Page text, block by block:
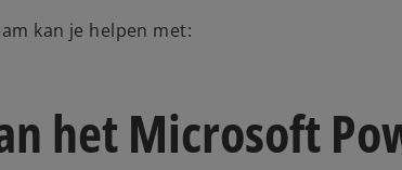
kan je helpen met:
het Microsoft